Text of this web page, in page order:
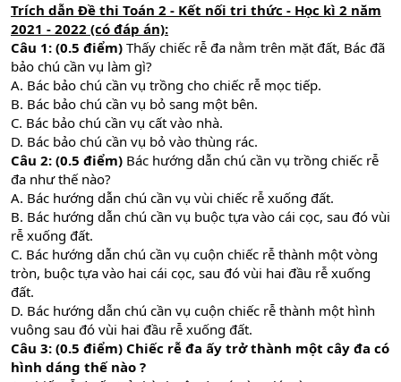
Trích dẫn Đề thi Toán 2 - Kết nối tri thức - Học kì 2 năm
2021 - 2022 (có đáp án):
Câu 1: (0.5 điểm) Thấy chiếc rễ đa nằm trên mặt đất, Bác đã
bảo chú cần vụ làm gì?
A. Bác bảo chú cần vụ trồng cho chiếc rễ mọc tiếp.
B. Bác bảo chú cần vụ bỏ sang một bên.
C. Bác bảo chú cần vụ cất vào nhà.
D. Bác bảo chú cần vụ bỏ vào thùng rác.
Câu 2: (0.5 điểm) Bác hướng dẫn chú cần vụ trồng chiếc rễ
đa như thế nào?
A. Bác hướng dẫn chú cần vụ vùi chiếc rễ xuống đất.
B. Bác hướng dẫn chú cần vụ buộc tựa vào cái cọc, sau đó vùi
rễ xuống đất.
C. Bác hướng dẫn chú cần vụ cuộn chiếc rễ thành một vòng
tròn, buộc tựa vào hai cái cọc, sau đó vùi hai đầu rễ xuống
đất.
D. Bác hướng dẫn chú cần vụ cuộn chiếc rễ thành một hình
vuông sau đó vùi hai đầu rễ xuống đất.
Câu 3: (0.5 điểm) Chiếc rễ đa ấy trở thành một cây đa có
hình dáng thế nào ?